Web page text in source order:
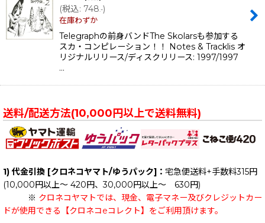
(税込: 748.-)
在庫わずか
Telegraphの前身バンドThe Skolarsも参加する
スカ・コンピレーション！！ Notes & Tracklis オ
リジナルリリース/ディスクリリース: 1997/1997
…
送料/配送方法(10,000円以上で送料無料)
1) 代金引換 [クロネコヤマト/ゆうパック]： 宅急便送料+手数料315円
(10,000円以上～ 420円、30,000円以上～ 630円)
※ クロネコヤマトでは、現金、電子マネー及びクレジットカー
ドが使用できる【クロネコeコレクト】をご利用頂けます。